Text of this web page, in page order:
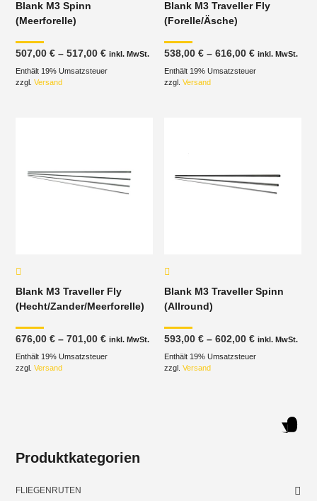
Blank M3 Spinn
(Meerforelle)
507,00€ –517,00€Preisspanne:
bis
inkl. MwSt.
Enthält 19% Umsatzsteuer
zzgl.Versand
Blank M3 Traveller Fly
(Forelle/Äsche)
538,00€ –616,00€
bis
inkl. MwSt.
Enthält 19% Umsatzsteuer
zzgl.Versand
Blank M3 Traveller Fly
(Hecht/Zander/Meerforelle)
676,00€ –701,00€Preisspanne:
bis
inkl. MwSt.
Enthält 19% Umsatzsteuer
zzgl.Versand
Blank M3 Traveller Spinn
(Allround)
593,00€ –602,00€
bis
inkl. MwSt.
Enthält 19% Umsatzsteuer
zzgl.Versand
Produktkategorien
FLIEGENRUTEN